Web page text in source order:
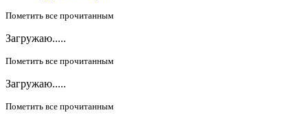
Пометить все прочитанным
Загружаю.....
Пометить все прочитанным
Загружаю.....
Пометить все прочитанным